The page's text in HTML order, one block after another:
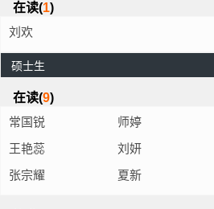
在读(1)
刘欢
硕士生
在读(9)
常国锐
师婷
王艳蕊
刘妍
张宗耀
夏新